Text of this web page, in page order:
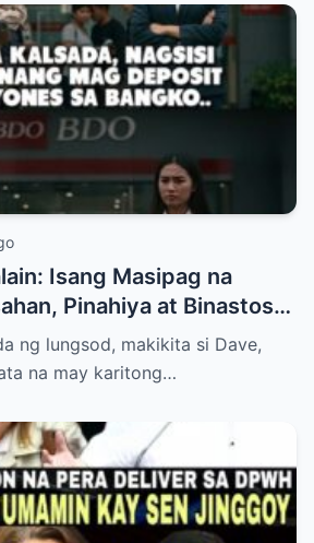
Isang Masipag na
Pinahiya at Binastos
ng Isang
Bank Manager —
Eksena na Nagbago
ng lungsod, makikita si Dave,
na may karitong…